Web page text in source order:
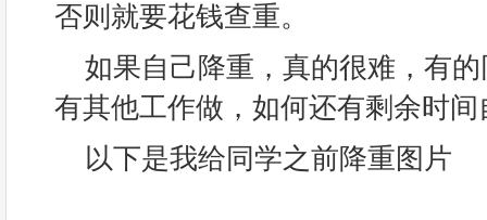
否则就要花钱查重。
如果自己降重，真的很难，有
有其他工作做，如何还有剩余时
以下是我给同学之前降重图片